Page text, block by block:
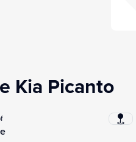
Kia Picanto